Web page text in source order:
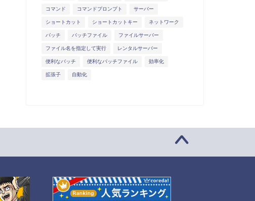
コマンド コマンドプロンプト サーバー
ショートカット ショートカットキー ネットワーク
バッチ バッチファイル ファイルサーバー
ファイル名を指定して実行 レンタルサーバー
便利なバッチ 便利なバッチファイル 効率化
拡張子 自動化